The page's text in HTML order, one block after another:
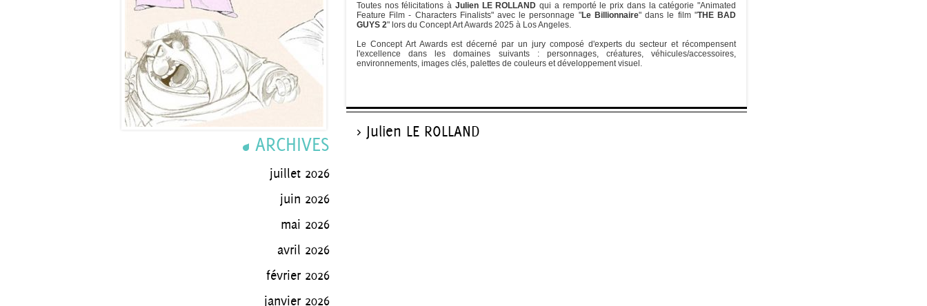
ARCHIVES
juillet 2026
juin 2026
mai 2026
avril 2026
février 2026
janvier 2026
Toutes nos félicitations à Julien LE ROLLAND qui a remporté le prix dans la catégorie "Animated
Feature Film - Characters Finalists" avec le personnage "Le Billionnaire" dans le film "THE BAD
GUYS 2" lors du Concept Art Awards 2025 à Los Angeles.
Le Concept Art Awards est décerné par un jury composé d'experts du secteur et récompensent
l'excellence dans les domaines suivants : personnages, créatures, véhicules/accessoires,
environnements, images clés, palettes de couleurs et développement visuel.
> Julien LE ROLLAND